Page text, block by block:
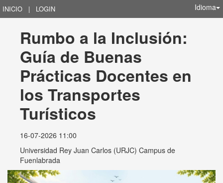
INICIO | LOGIN Idioma
Rumbo a la Inclusión:
Guía de Buenas
Prácticas Docentes en
los Transportes
Turísticos
16-07-2026 11:00
Universidad Rey Juan Carlos (URJC) Campus de
Fuenlabrada